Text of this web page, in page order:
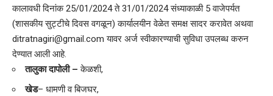
कालावधी दिनांक 25/01/2024 ते 31/01/2024 संध्याकाळी 5 वाजेपर्यत
(शासकीय सुट्टीचे दिवस वगळून) कार्यालयीन वेळेत समक्ष सादर करावेत अथवा
ditratnagiri@gmail.com यावर अर्ज स्वीकारण्याची सुविधा उपलब्ध करुन
देण्यात आली आहे.
तालुका दापोली – केळशी,
खेड– धामणी व बिजघर,